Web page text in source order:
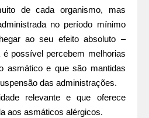
de cada organismo, mas
no período mínimo
ao seu efeito absoluto –
possível percebem melhorias
asmático e que são mantidas
das administrações.
relevante e que oferece
aos asmáticos alérgicos.